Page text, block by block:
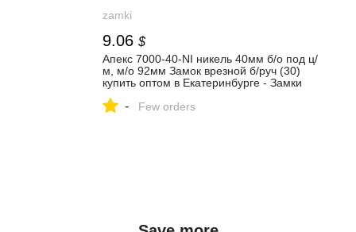
zamki
9.06 $
Апекс 7000-40-NI никель 40мм б/о под ц/
м, м/о 92мм Замок врезной б/руч (30)
купить оптом в Екатеринбурге - Замки
алюминиевого и ПВХ профиля ПТК
- Few orders